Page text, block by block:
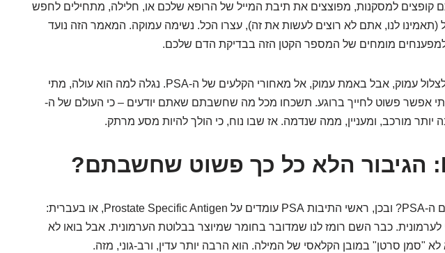
קופצים למסקנות, מפוצצים את תיבת המייל של הרופא שלכם או, חלילה, מתחילים לחפש
(תאמינו לנו, אתם לא רוצים לעשות את זה), עצרו הכל. נשימה עמוקה. המאמר הזה נועד
מומחים של המספר הקטן הזה בבדיקת הדם שלכם.
אנחנו הולכים לצלול עמוק, אבל באמת עמוק, אל מאחורי הקלעים של ה-PSA. נגלה למה הוא עולה, מתי
אפשר פשוט לחייך ברוגע. תשכחו מכל מה שחשבתם שאתם יודעים – כי העולם של ה-
אז מה זה בעצם ה-PSA? ובכן, ראשי התיבות PSA עומדים על Prostate Specific Antigen, או בעברית:
לערמונית. כבר השם רומז לנו שמדובר בחומר שמיוצר בבלוטת הערמונית. אבל בואו לא
"סמן סרטן" במובן הקלאסי של המילה. הוא הרבה יותר עדין, ורב-גוני, מזה.